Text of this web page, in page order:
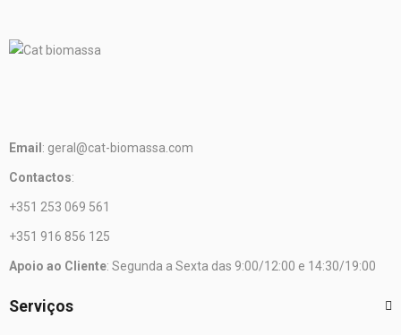
Email : geral@cat-biomassa.com
Contactos:
+351 253 069 561
+351 916 856 125
Apoio ao Cliente: Segunda a Sexta das 9:00/12:00 e 14:30/19:00
Serviços